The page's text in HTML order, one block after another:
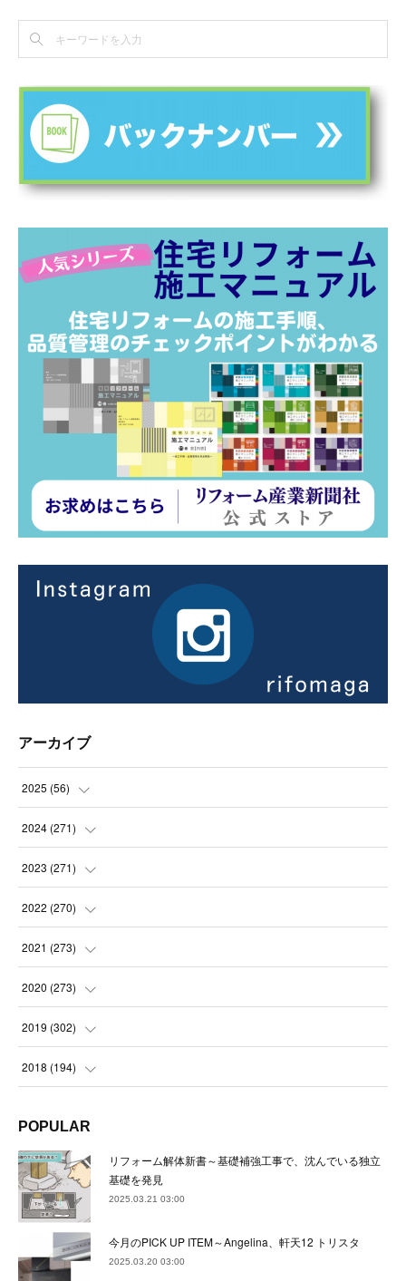
アーカイブ
2025 (56)
(14
(21
(21
2024 (271)
(21
(22
(23
(22
(24)
22)
(22)
(22)
2023 (271)
(22
(23
(23
(21
(23 )
(24
(21
(24)
2022 (270)
(23
(23
(22
(23
(22 )
(23
(23
(22)
2021 (273)
(24
(23
(22
(23)
(23
(22)
2020 (273)
(24
(22
(22)
(24
(24)
2019 (302)
(23
(22)
(21)
(27)
2018 (194)
(17)
(32)
(36)
POPULAR
リフォーム解体新書～基礎補強工事で、沈んでいる独立
基礎を発見
2025.03.21 03:00
今月のPICK UP ITEM～Angelina、軒天12 トリスタ
2025.03.20 03:00